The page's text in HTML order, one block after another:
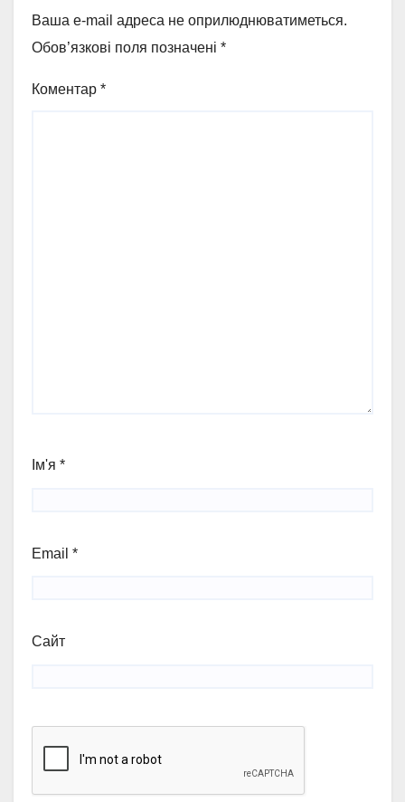
Ваша e-mail адреса не оприлюднюватиметься.
Обов’язкові поля позначені *
Коментар *
Ім'я *
Email *
Сайт